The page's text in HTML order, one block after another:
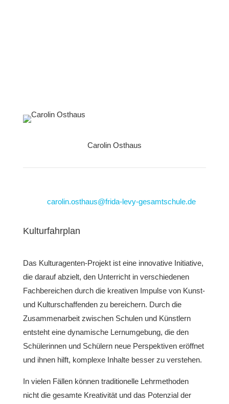
Carolin Osthaus
carolin.osthaus@frida-levy-gesamtschule.de
Kulturfahrplan
Das Kulturagenten-Projekt ist eine innovative Initiative,
die darauf abzielt, den Unterricht in verschiedenen
Fachbereichen durch die kreativen Impulse von Kunst-
und Kulturschaffenden zu bereichern. Durch die
Zusammenarbeit zwischen Schulen und Künstlern
entsteht eine dynamische Lernumgebung, die den
Schülerinnen und Schülern neue Perspektiven eröffnet
und ihnen hilft, komplexe Inhalte besser zu verstehen.
In vielen Fällen können traditionelle Lehrmethoden
nicht die gesamte Kreativität und das Potenzial der